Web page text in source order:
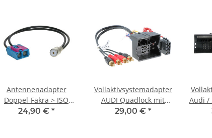
Antennenadapter
Doppel-Fakra > ISO
Audi / Seat / Skoda / VW
24,90 € *
Vollaktivsystemadapter
AUDI Quadlock mit
BOSE
29,00 € *
Audi /